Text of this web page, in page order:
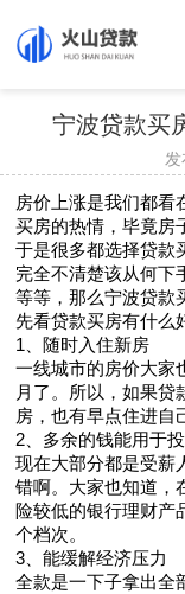
宁波贷款买
房价上涨是我们都看
买房的热情，毕竟房
于是很多都选择贷款
完全不清楚该从何下
等等，那么宁波贷款
先看贷款买房有什么
1、随时入住新房
一线城市的房价大家
月了。所以，如果贷
房，也有早点住进自
2、多余的钱能用于
现在大部分都是受薪
错啊。大家也知道，
险较低的银行理财产
个档次。
3、能缓解经济压力
全款是一下子拿出全